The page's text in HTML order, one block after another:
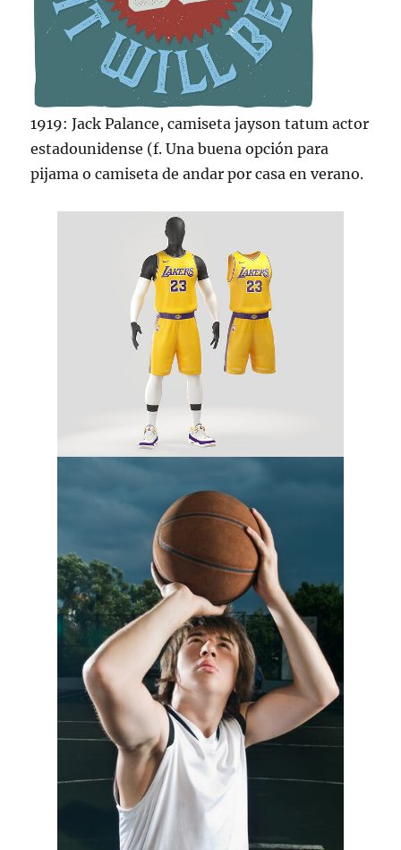
1919: Jack Palance, camiseta jayson tatum actor
estadounidense (f. Una buena opción para
pijama o camiseta de andar por casa en verano.